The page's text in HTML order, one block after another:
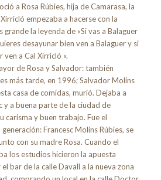
a Rosa Rúbies, hija de Camarasa, la
empezaba a hacerse con la
grande la leyenda de «Si vas a Balaguer
desayunar bien ven a Balaguer y si
a Cal Xirricló «.
de Rosa y Salvador: también
más tarde, en 1996; Salvador Molins
casa de comidas, murió. Dejaba a
y a buena parte de la ciudad de
carisma y buen trabajo. Fue el
Francesc Molins Rúbies, se
con su madre Rosa. Cuando el
los estudios hicieron la apuesta
bar de la calle Davall a la nueva zona